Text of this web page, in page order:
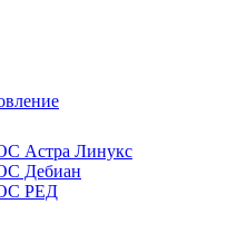
Астра Линукс
Дебиан
РЕД